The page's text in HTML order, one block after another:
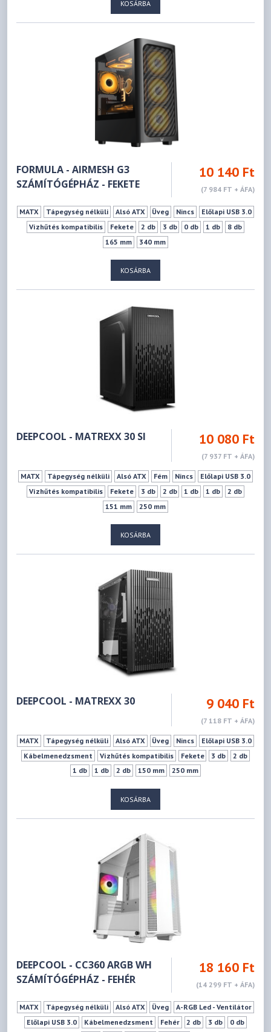
KOSÁRBA
FORMULA - AIRMESH G3
SZÁMÍTÓGÉPHÁZ - FEKETE
10 140 Ft
(7 984 FT + ÁFA)
MATX Tápegység nélküli Alsó ATX Üveg Nincs
Előlapi USB 3.0
Vízhűtés kompatibilis
Fekete 2 db 3 db 0 db 1 db
8 db
165 mm
340 mm
KOSÁRBA
DEEPCOOL - MATREXX 30 SI 10 080 Ft
(7 937 FT + ÁFA)
MATX Tápegység nélküli Alsó ATX Fém Nincs
Előlapi USB 3.0
Vízhűtés kompatibilis
Fekete 3 db 2 db 1 db 1 db
2 db
151 mm
250 mm
KOSÁRBA
DEEPCOOL - MATREXX 30 9 040 Ft
(7 118 FT + ÁFA)
MATX Tápegység nélküli Alsó ATX Üveg Nincs
Előlapi USB 3.0
Kábelmenedzsment
Vízhűtés kompatibilis Fekete 3 db
2 db
1 db
1 db 2 db 150 mm 250 mm
KOSÁRBA
DEEPCOOL - CC360 ARGB WH
SZÁMÍTÓGÉPHÁZ - FEHÉR
18 160 Ft
(14 299 FT + ÁFA)
MATX Tápegység nélküli Alsó ATX Üveg
A-RGB Led - Ventilátor
Előlapi USB 3.0
Kábelmenedzsment Fehér 2 db 3 db
0 db